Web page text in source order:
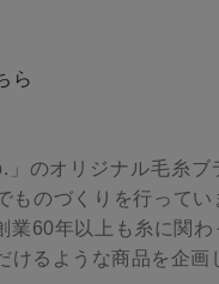
ら
のオリジナル毛糸ブ
のづくりを行ってい
60年以上も糸に関
るような商品を企画